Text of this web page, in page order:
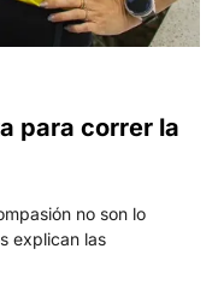
para correr la
no son lo
explican las